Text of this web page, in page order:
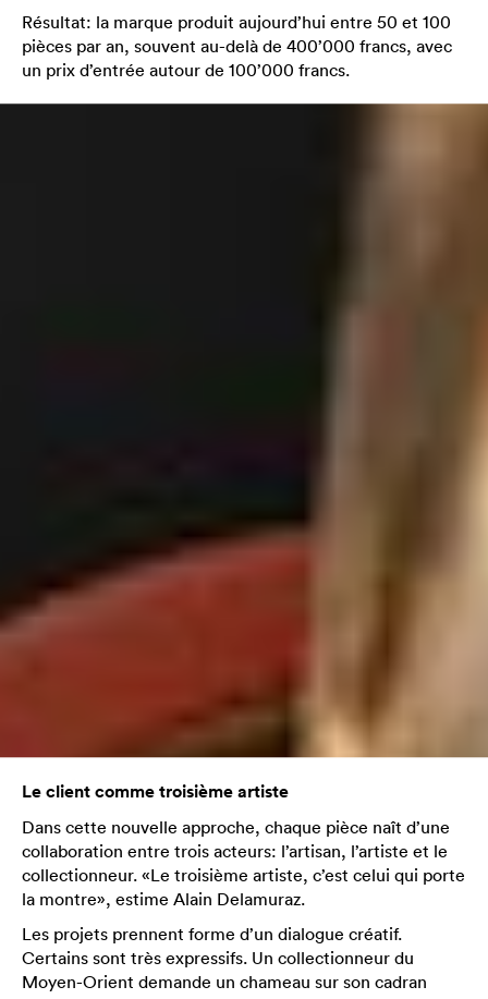
Résultat: la marque produit aujourd’hui entre 50 et 100
pièces par an, souvent au-delà de 400’000 francs, avec
un prix d’entrée autour de 100’000 francs.
Le client comme troisième artiste
Dans cette nouvelle approche, chaque pièce naît d’une
collaboration entre trois acteurs: l’artisan, l’artiste et le
collectionneur. «Le troisième artiste, c’est celui qui porte
la montre», estime Alain Delamuraz.
Les projets prennent forme d’un dialogue créatif.
Certains sont très expressifs. Un collectionneur du
Moyen-Orient demande un chameau sur son cadran